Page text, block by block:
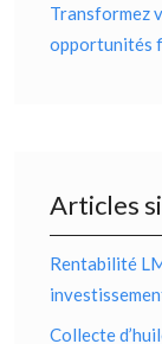
Transformez
opportunités
Articles
Rentabilité
Collecte